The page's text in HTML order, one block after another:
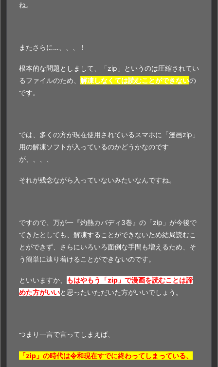
ね。
またさらに…、、、！
根本的な問題としまして、「zip」というのは圧縮されてい
るファイルのため、 解凍しなくては読むことができないの
です。
では、多くの方が現在使用されているスマホに「漫画zip」
用の解凍ソフトが入っているのかどうかなのです
が、、、、
それが残念ながら入っていないみたいなんですね。
ですので、万が一『灼熱カバディ3巻』の「zip」が今後で
てきたとしても、解凍することができないため結局読むこ
とができず、さらにいろいろ面倒な手間も増えるため、そ
う簡単に辿り着けることができないのです。
といいますか、
もはやもう「zip」で漫画を読むことは諦
めた方がいいと思ったいただいた方がいいでしょう。
つまり一言で言ってしまえば、
「zip」の時代は令和現在すでに終わってしまっている、